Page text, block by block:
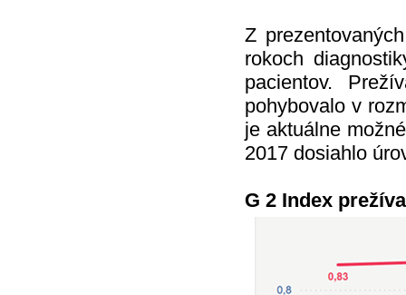
Z
rokoch
pacientov.
pohybovalo v
je aktuálne
2017 dosiahlo
G 2 Index